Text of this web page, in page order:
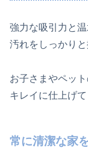
強力な吸引力と
汚れをしっかりと
お子さまやペッ
キレイに仕上げ
常に清潔な家